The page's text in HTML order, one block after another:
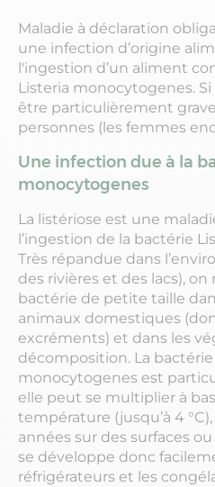
Maladie à déclaration
une infection d’origine
l'ingestion d’un aliment
Listeria monocytogenes.
être particulièrement
personnes (les femmes
Une infection due à la
monocytogenes
La listériose est une
l’ingestion de la bactérie
Très répandue dans
des rivières et des lacs),
bactérie de petite taille
animaux domestiques
excréments) et dans les
décomposition. La bactérie
monocytogenes est
elle peut se multiplier à
température (jusqu’à 4
années sur des surfaces
se développe donc
réfrigérateurs et les